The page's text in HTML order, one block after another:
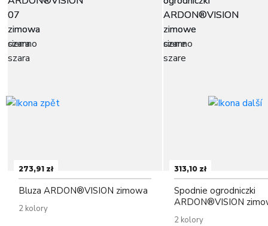
273,91 zł
Bluza ARDON®VISION zimowa
2 kolory
313,10 zł
Spodnie ogrodniczki
ARDON®VISION
2 kolory